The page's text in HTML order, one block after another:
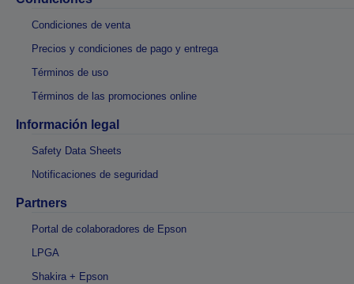
Condiciones de venta
Precios y condiciones de pago y entrega
Términos de uso
Términos de las promociones online
Información legal
Safety Data Sheets
Notificaciones de seguridad
Partners
Portal de colaboradores de Epson
LPGA
Shakira + Epson